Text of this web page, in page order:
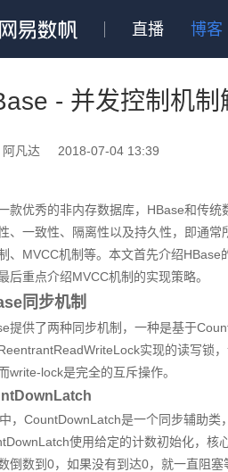
直播 博客
- 并发控制机制
阿凡达 2018-07-04 13:39
款优秀的非内存数据库，HBase和传
、一致性、隔离性以及持久性，即通
、MVCC机制等。本文首先介绍
后重点介绍MVCC机制的实现策略。
同步机制
提供了两种同步机制，一种是基于
实现的读写锁
write-lock是完全的互斥操作。
，CountDownLatch是一个同步辅助类
使用给定的计数初始化，核
倒数到0，如果没有到达0，就一直阻塞